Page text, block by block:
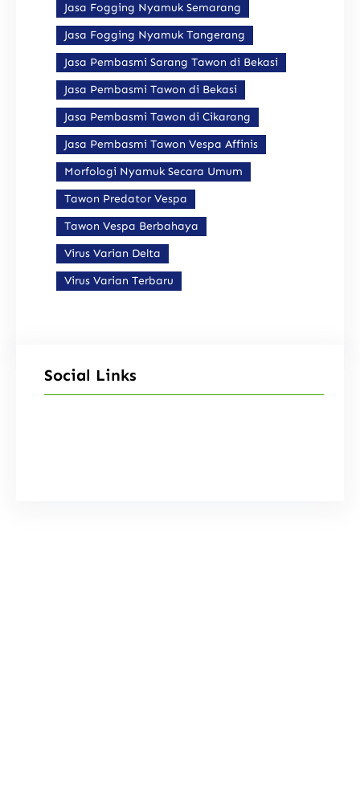
Jasa Fogging Nyamuk Semarang
Jasa Fogging Nyamuk Tangerang
Jasa Pembasmi Sarang Tawon di Bekasi
Jasa Pembasmi Tawon di Bekasi
Jasa Pembasmi Tawon di Cikarang
Jasa Pembasmi Tawon Vespa Affinis
Morfologi Nyamuk Secara Umum
Tawon Predator Vespa
Tawon Vespa Berbahaya
Virus Varian Delta
Virus Varian Terbaru
Social Links